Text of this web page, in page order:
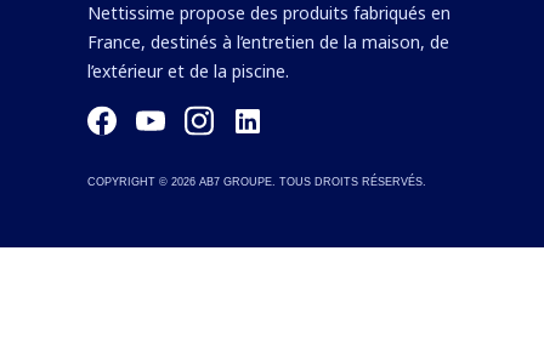
Nettissime propose des produits fabriqués en
France, destinés à l’entretien de la maison, de
l’extérieur et de la piscine.
COPYRIGHT © 2026 AB7 GROUPE. TOUS DROITS RÉSERVÉS.